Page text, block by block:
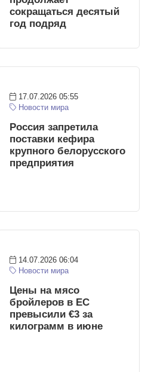
сокращаться десятый
год подряд
17.07.2026 05:55
Новости мира
Россия запретила
поставки кефира
крупного белорусского
предприятия
14.07.2026 06:04
Новости мира
Цены на мясо
бройлеров в ЕС
превысили €3 за
килограмм в июне